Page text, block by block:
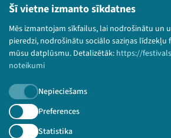
Šī vietne izmanto sīkdatnes
Mēs izmantojam sīkfailus, lai nodrošinātu un
pieredzi, nodrošinātu sociālo saziņas līdzekļu
mūsu datplūsmu. Detalizētāk: https://
noteikumi
Nepieciešams
Preferences
Statistika
Bērnu aizsardzības politika
© 2026 Sarunu festivāls LAMPA
paturētas.
Piesakies jaunumiem!
Nepalaid garām aktuālāko informāciju!